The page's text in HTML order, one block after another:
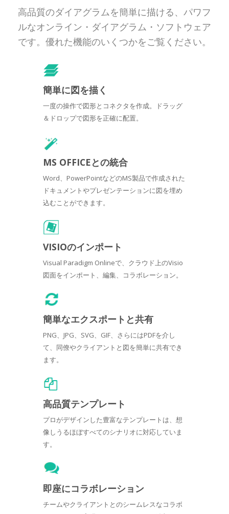
高品質のダイアグラムを簡単に描ける、パワフ
ルなオンライン・ダイアグラム・ソフトウェア
です。優れた機能のいくつかをご覧ください。
簡単に図を描く
一度の操作で図形とコネクタを作成。ドラッグ
＆ドロップで図形を正確に配置。
MS OFFICEとの統合
Word、PowerPointなどのMS製品で作成された
ドキュメントやプレゼンテーションに図を埋め
込むことができます。
VISIOのインポート
Visual Paradigm Onlineで、クラウド上のVisio
図面をインポート、編集、コラボレーション。
簡単なエクスポートと共有
PNG、JPG、SVG、GIF、さらにはPDFを介し
て、同僚やクライアントと図を簡単に共有でき
ます。
高品質テンプレート
プロがデザインした豊富なテンプレートは、想
像しうるほぼすべてのシナリオに対応していま
す。
即座にコラボレーション
チームやクライアントとのシームレスなコラボ